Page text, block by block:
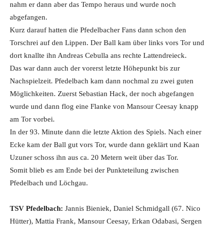
nahm er dann aber das Tempo heraus und wurde noch
abgefangen.
Kurz darauf hatten die Pfedelbacher Fans dann schon den
Torschrei auf den Lippen. Der Ball kam über links vors Tor und
dort knallte ihn Andreas Cebulla ans rechte Lattendreieck.
Das war dann auch der vorerst letzte Höhepunkt bis zur
Nachspielzeit. Pfedelbach kam dann nochmal zu zwei guten
Möglichkeiten. Zuerst Sebastian Hack, der noch abgefangen
wurde und dann flog eine Flanke von Mansour Ceesay knapp
am Tor vorbei.
In der 93. Minute dann die letzte Aktion des Spiels. Nach einer
Ecke kam der Ball gut vors Tor, wurde dann geklärt und Kaan
Uzuner schoss ihn aus ca. 20 Metern weit über das Tor.
Somit blieb es am Ende bei der Punkteteilung zwischen
Pfedelbach und Löchgau.
TSV Pfedelbach: Jannis Bieniek, Daniel Schmidgall (67. Nico
Hütter), Mattia Frank, Mansour Ceesay, Erkan Odabasi, Sergen